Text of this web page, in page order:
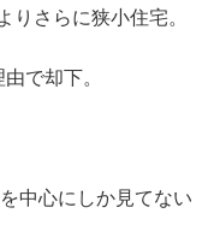
さらに狭小住宅。
で却下。
中心にしか見てない